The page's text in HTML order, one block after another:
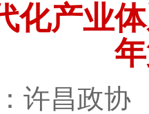
化产业
：许昌政